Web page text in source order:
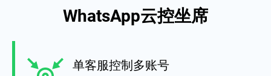
WhatsApp云控坐席
单客服控制多账号